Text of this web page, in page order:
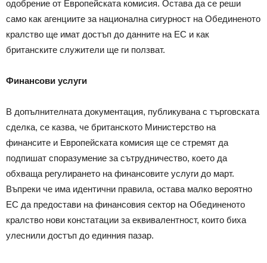
одобрение от Европейската комисия. Остава да се реши
само как агенциите за национална сигурност на Обединеното
кралство ще имат достъп до данните на ЕС и как
британските служители ще ги ползват.
Финансови услуги
В допълнителната документация, публикувана с търговската
сделка, се казва, че британското Министерство на
финансите и Европейската комисия ще се стремят да
подпишат споразумение за сътрудничество, което да
обхваща регулирането на финансовите услуги до март.
Въпреки че има идентични правила, остава малко вероятно
ЕС да предостави на финансовия сектор на Обединеното
кралство нови констатации за еквивалентност, които биха
улеснили достъп до единния пазар.